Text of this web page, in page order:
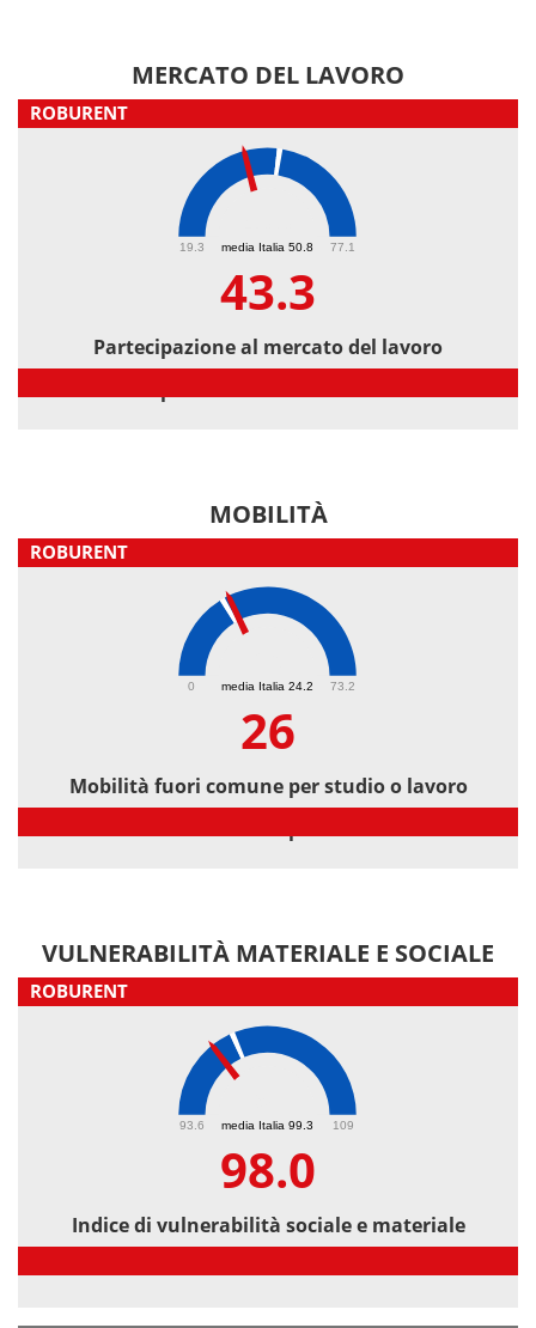
MERCATO DEL LAVORO
ROBURENT
media Italia 50.8
19.3 77.1
43.3
Partecipazione al mercato del lavoro
MOBILITÀ
ROBURENT
media Italia 24.2
0 73.2
26
Mobilità fuori comune per studio o lavoro
VULNERABILITÀ MATERIALE E SOCIALE
ROBURENT
media Italia 99.3
93.6 109
98.0
Indice di vulnerabilità sociale e materiale